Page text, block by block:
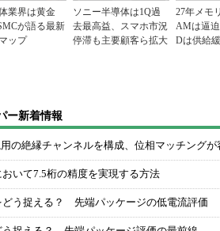
体業界は黄金
が語る最新
ップ
ソニー半導体は1Q過
去最高益、スマホ市況
停滞も主要顧客ら拡大
27年メモ
AMは逼
Dは供給
ー新着情報
の絶縁チャンネルを構成、位相マッチングが
いて7.5桁の精度を実現する方法
どう捉える？ 先端パッケージの低電流評価